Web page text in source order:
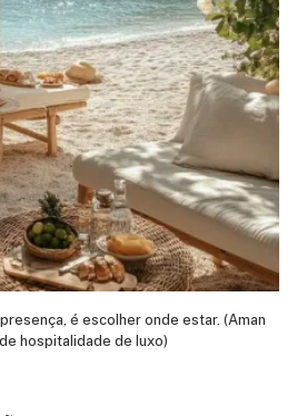
é escolher onde estar. (Aman
hospitalidade de luxo)